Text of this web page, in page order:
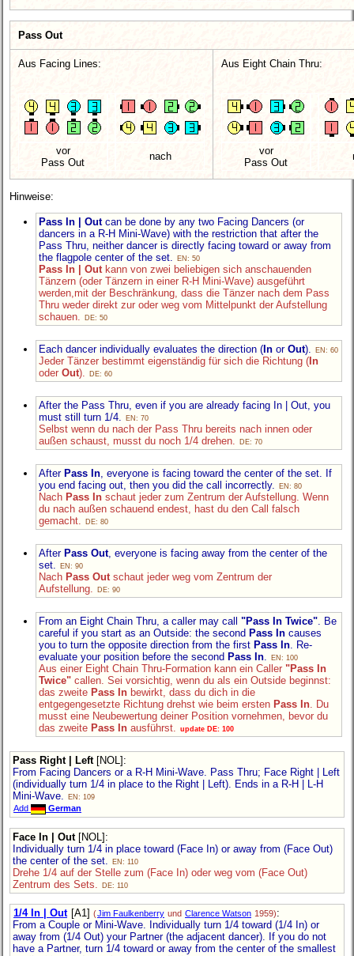
Pass Out
Aus Facing Lines:
vor
Pass Out
nach
Aus Eight Chain Thru:
vor
Pass Out
Hinweise:
Pass In | Outcan be done by any two Facing Dancers (or
dancers in a R-H Mini-Wave) with the restriction that after the
Pass Thru, neither dancer is directly facing toward or away from
the flagpole center of the set.
EN: 50
Pass In | Out kann von zwei beliebigen sich anschauenden
Tänzern (oder Tänzern in einer R-H Mini-Wave) ausgeführt
werden,mit der Beschränkung, dass die Tänzer nach dem Pass
Thru weder direkt zur oder weg vom Mittelpunkt der Aufstellung
schauen.
DE: 50
Each dancer individually evaluates the direction ( In or Out). EN: 60
Jeder Tänzer bestimmt eigenständig für sich die Richtung ( In
oder Out). DE: 60
After the Pass Thru, even if you are already facing In | Out, you
must still turn 1/4.
EN: 70
Selbst wenn du nach der Pass Thru bereits nach innen oder
außen schaust, musst du noch 1/4 drehen.
DE: 70
After Pass In , everyone is facing toward the center of the set. If
you end facing out, then you did the call incorrectly.
EN: 80
Nach Pass In schaut jeder zum Zentrum der Aufstellung. Wenn
du nach außen schauend endest, hast du den Call falsch
gemacht.
DE: 80
After Pass Out, everyone is facing away from the center of the
set.
EN: 90
Nach Pass Out schaut jeder weg vom Zentrum der
Aufstellung.
DE: 90
From an Eight Chain Thru, a caller may call "Pass In Twice" . Be
careful if you start as an Outside: the second Pass In causes
you to turn the opposite direction from the first Pass In . Re-
evaluate your position before the second Pass In EN: 100
Aus einer Eight Chain Thru-Formation kann ein Caller "Pass In
Twice" callen. Sei vorsichtig, wenn du als ein Outside beginnst:
das zweite Pass In bewirkt, dass du dich in die
entgegengesetzte Richtung drehst wie beim ersten Pass In . Du
musst eine Neubewertung deiner Position vornehmen, bevor du
das zweite Pass In ausführst. update DE: 100
Pass Right | Left [NOL] :
From Facing Dancers or a R-H Mini-Wave. Pass Thru; Face Right | Left
(individually turn 1/4 in place to the Right | Left). Ends in a R-H | L-H
Mini-Wave.
EN: 109
Add German
Face In | Out [NOL] :
Individually turn 1/4 in place toward (Face In) or away from (Face Out)
the center of the set.
EN: 110
Drehe 1/4 auf der Stelle zum (Face In) oder weg vom (Face Out)
Zentrum des Sets.
DE: 110
1/4 In | Out [A1] (Jim Faulkenberry und Clarence Watson 1959):
From a Couple or Mini-Wave. Individually turn 1/4 toward (1/4 In) or
away from (1/4 Out) your Partner (the adjacent dancer). If you do not
have a Partner, turn 1/4 toward or away from the center of the smallest